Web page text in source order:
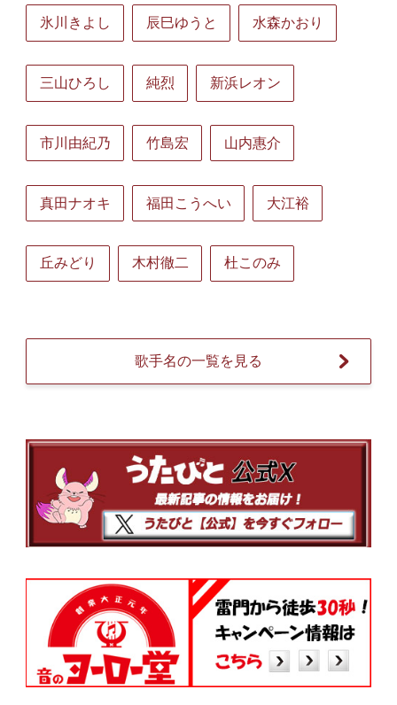
氷川きよし 辰巳ゆうと 水森かおり
三山ひろし 純烈 新浜レオン
市川由紀乃 竹島宏 山内惠介
真田ナオキ 福田こうへい 大江裕
丘みどり 木村徹二 杜このみ
歌手名の一覧を見る